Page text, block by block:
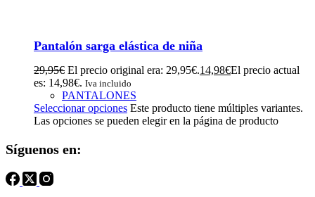
Pantalón sarga elástica de niña
29,95€ El precio original era: 29,95€.14,98€El precio actual
es: 14,98€. Iva incluido
PANTALONES
Seleccionar opciones Este producto tiene múltiples variantes.
Las opciones se pueden elegir en la página de producto
Síguenos en: